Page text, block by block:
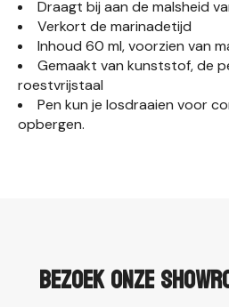
Draagt bij aan de malsheid
Verkort de marinadetijd
Inhoud 60 ml, voorzien van
Gemaakt van kunststof, de
roestvrijstaal
Pen kun je losdraaien voor
opbergen.
Bezoek onze